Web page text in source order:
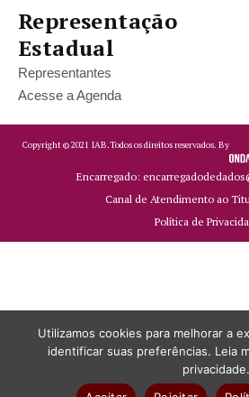
Representação
Estadual
Representantes
Acesse a Agenda
Copyright ©2021 IAB.Todos os direitos reservados. By
Encarregado:
Canal de Atendimento ao
Política de
Utilizamos cookies para melhorar a
identificar suas preferências. Leia
privacidade.